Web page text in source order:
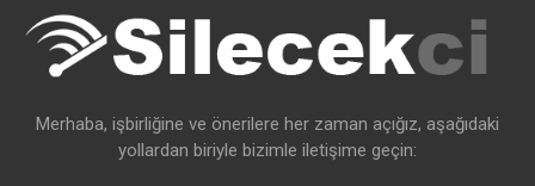
Merhaba, işbirliğine ve önerilere her zaman açığız, aşağıdaki
yollardan biriyle bizimle iletişime geçin: